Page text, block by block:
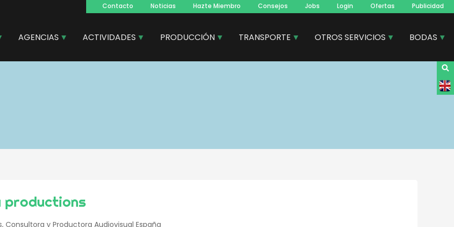
Navegacion
principal
Contacto Noticias Hazte Miembro Consejos Jobs Login Ofertas Publicidad
AGENCIAS ACTIVIDADES PRODUCCIÓN TRANSPORTE OTROS SERVICIOS BODAS
productions
Consultora y Productora Audiovisual España